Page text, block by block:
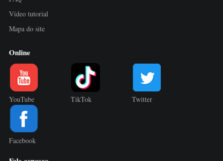
Vídeo tutorial
Mapa do site
Online
YouTube TikTok Twitter
Facebook